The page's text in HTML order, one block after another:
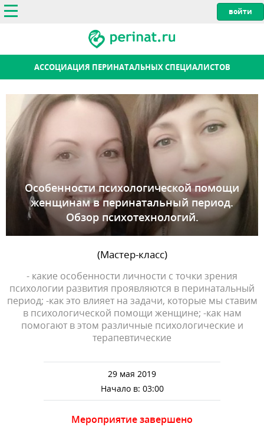
АССОЦИАЦИЯ ПЕРИНАТАЛЬНЫХ СПЕЦИАЛИСТОВ
Особенности психологической помощи
женщинам в перинатальный период.
Обзор психотехнологий.
(Мастер-класс)
- какие особенности личности с точки зрения
психологии развития проявляются в перинатальный
период; -как это влияет на задачи, которые мы ставим
в психологической помощи женщине; -как нам
помогают в этом различные психологические и
терапевтические
29 мая 2019
Начало в: 03:00
Мероприятие завершено